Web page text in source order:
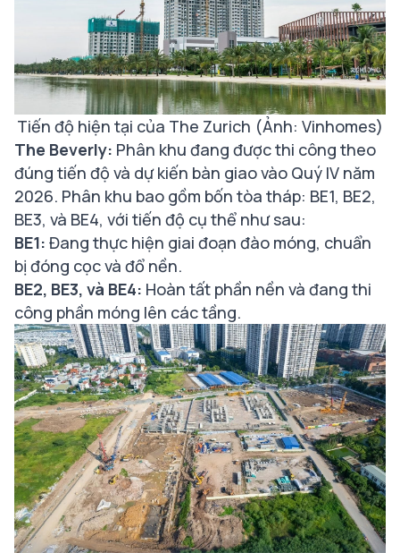
Tiến độ hiện tại của The Zurich (Ảnh: Vinhomes)
The Beverly: Phân khu đang được thi công theo
đúng tiến độ và dự kiến bàn giao vào Quý IV năm
2026. Phân khu bao gồm bốn tòa tháp: BE1, BE2,
BE3, và BE4, với tiến độ cụ thể như sau:
BE1: Đang thực hiện giai đoạn đào móng, chuẩn
bị đóng cọc và đổ nền.
BE2, BE3, và BE4: Hoàn tất phần nền và đang thi
công phần móng lên các tầng.